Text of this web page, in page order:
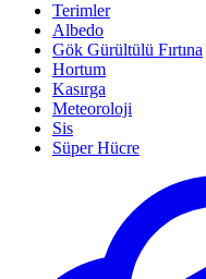
Terimler
Albedo
Gök Gürültülü Fırtına
Hortum
Kasırga
Meteoroloji
Sis
Süper Hücre